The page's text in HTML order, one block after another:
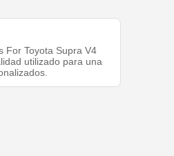
For Toyota Supra V4
utilizado para una